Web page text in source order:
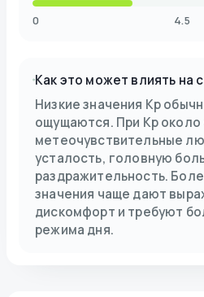
0 4.5
Как это может влиять на
Низкие значения Kp
ощущаются. При Kp около
метеочувствительные
усталость, головную
раздражительность.
значения чаще дают
дискомфорт и требуют
режима дня.